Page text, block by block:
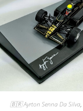
🇧🇷 Ayrton Senna Da Silva,